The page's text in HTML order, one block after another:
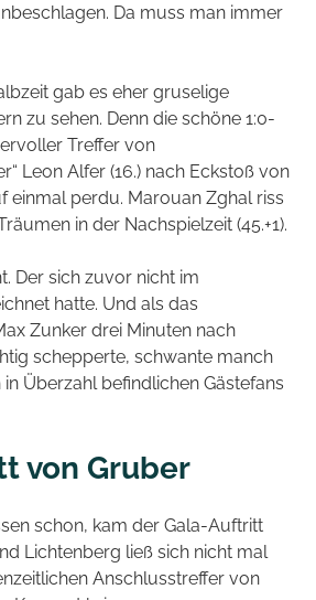
Da muss man immer
gab es eher gruselige
zu sehen. Denn die schöne 1:0-
Treffer von
Leon Alfer (16.) nach Eckstoß von
einmal perdu. Marouan Zghal riss
in der Nachspielzeit (45.+1).
Der sich zuvor nicht im
hatte. Und als das
Zunker drei Minuten nach
schepperte, schwante manch
Überzahl befindlichen Gästefans
von Gruber
schon, kam der Gala-Auftritt
Lichtenberg ließ sich nicht mal
Anschlusstreffer von